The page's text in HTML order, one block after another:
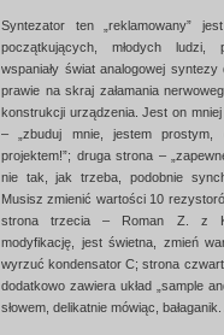
Syntezator ten „reklamowany”
początkujących, młodych ludzi,
wspaniały świat analogowej
prawie na skraj załamania
konstrukcji urządzenia. Jest on
– „zbuduj mnie, jestem prostym,
projektem!”; druga strona –
nie tak, jak trzeba, podobnie
Musisz zmienić wartości 10
strona trzecia – Roman Z. z
modyfikację, jest świetna, zmień
wyrzuć kondensator C; strona
dodatkowo zawiera układ „sample
słowem, delikatnie mówiąc,